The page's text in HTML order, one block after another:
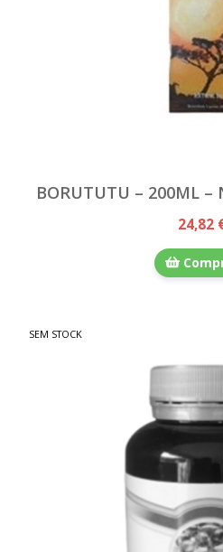
BORUTUTU – 200ML –
24,82
SEM STOCK